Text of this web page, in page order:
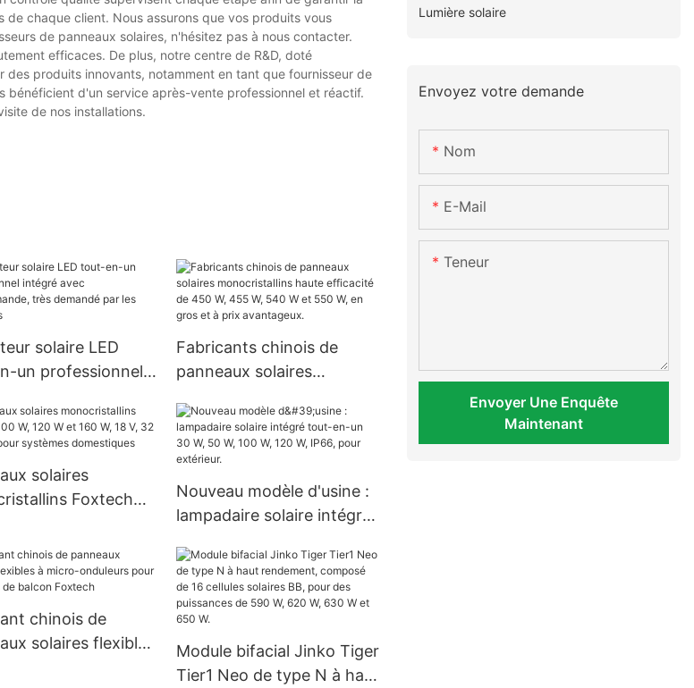
chaque client. Nous assurons que vos produits vous
de panneaux solaires, n'hésitez pas à nous contacter.
efficaces. De plus, notre centre de R&D, doté
produits innovants, notamment en tant que fournisseur de
bénéficient d'un service après-vente professionnel et réactif.
de nos installations.
solaire LED
un professionnel
très
par les
Fabricants chinois de
panneaux solaires
efficacité de 450 W, 455
W, 540 W et 550 W, en
gros et à prix avantageux.
solaires
Foxtech
pour
domestiques
Nouveau modèle d'usine :
lampadaire solaire intégré
100 W, 120 W, IP66, pour
extérieur.
chinois de
solaires flexibles
Module bifacial Jinko Tiger
Tier1 Neo de type N à haut
Lumière solaire
Envoyez votre demande
Nom
E-Mail
Teneur
Envoyer Une Enquête
Maintenant